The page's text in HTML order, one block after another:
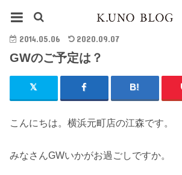
2014.05.06 2020.09.07
GWのご予定は？
こんにちは。横浜元町店の江森です。
みなさんGWいかがお過ごしですか。